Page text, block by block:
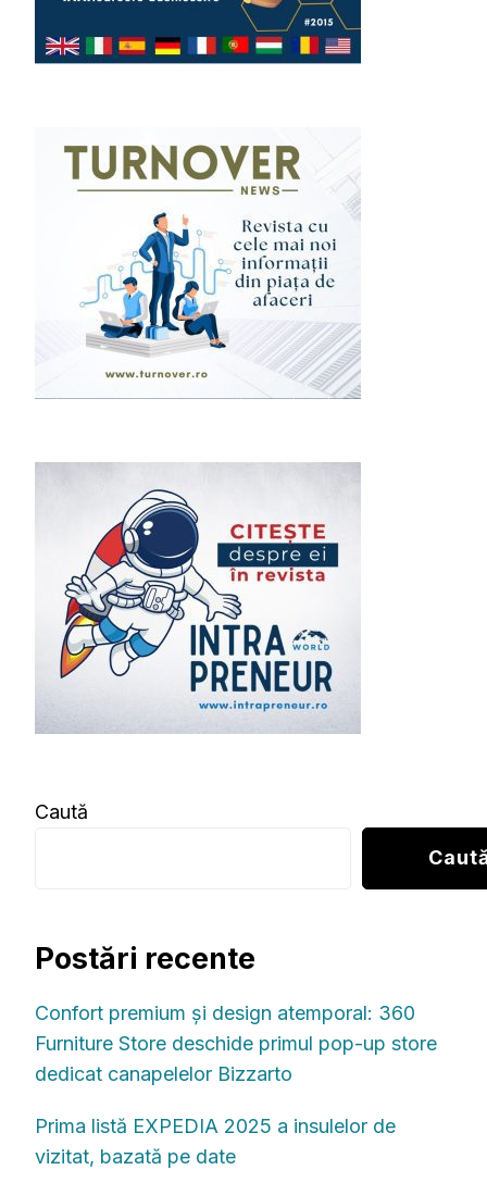
Caută
Postări recente
Confort premium și design atemporal: 360
Furniture Store deschide primul pop-up store
dedicat canapelelor Bizzarto
Prima listă EXPEDIA 2025 a insulelor de
vizitat, bazată pe date